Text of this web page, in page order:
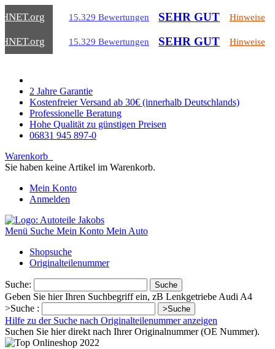
.org 15.329 Bewertungen SEHR GUT Hinweise
.org 15.329 Bewertungen SEHR GUT Hinweise
2 Jahre Garantie
Kostenfreier Versand ab 30€ (innerhalb Deutschlands)
Professionelle Beratung
Hohe Qualität zu günstigen Preisen
06831 945 897-0
Warenkorb
Sie haben keine Artikel im Warenkorb.
Mein Konto
Anmelden
Menü Suche Mein Konto Mein Auto
Shopsuche
Originalteilenummer
Suche: Suche
Geben Sie hier Ihren Suchbegriff ein, zB Lenkgetriebe Audi A4
>Suche :
>Suche
Hilfe zu der Suche nach Originalteilenummer anzeigen
Suchen Sie hier direkt nach Ihrer Originalnummer (OE Nummer).